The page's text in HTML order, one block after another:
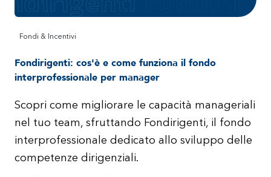
Fondi & Incentivi
Fondirigenti: cos'è e come funziona il fondo
interprofessionale per manager
Scopri come migliorare le capacità manageriali
nel tuo team, sfruttando Fondirigenti, il fondo
interprofessionale dedicato allo sviluppo delle
competenze dirigenziali.